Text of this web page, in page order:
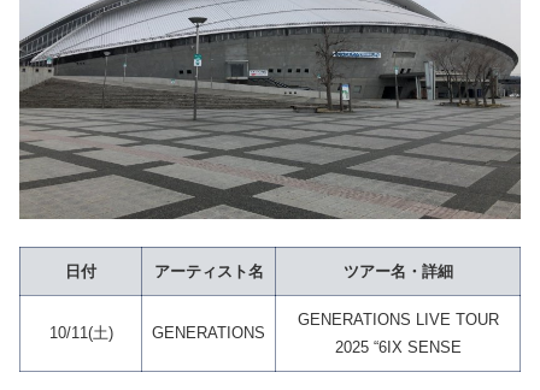
日付 アーティスト名 ツアー名・詳細
10/11(土) GENERATIONS
GENERATIONS LIVE TOUR
2025 “6IX SENSE